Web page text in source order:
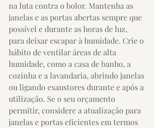
na luta contra o bolor. Mantenha as
janelas e as portas abertas sempre que
possível e durante as horas de luz,
para deixar escapar à humidade. Crie o
hábito de ventilar áreas de alta
humidade, como a casa de banho, a
cozinha e a lavandaria, abrindo janelas
ou ligando exaustores durante e após a
utilização. Se o seu orçamento
permitir, considere a atualização para
janelas e portas eficientes em termos